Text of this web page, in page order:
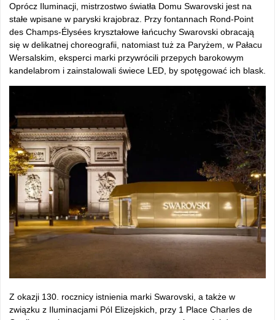
Oprócz Iluminacji, mistrzostwo światła Domu Swarovski jest na
stałe wpisane w paryski krajobraz. Przy fontannach Rond-Point
des Champs-Élysées kryształowe łańcuchy Swarovski obracają
się w delikatnej choreografii, natomiast tuż za Paryżem, w Pałacu
Wersalskim, eksperci marki przywrócili przepych barokowym
kandelabrom i zainstalowali świece LED, by spotęgować ich blask.
Z okazji 130. rocznicy istnienia marki Swarovski, a także w
związku z Iluminacjami Pól Elizejskich, przy 1 Place Charles de